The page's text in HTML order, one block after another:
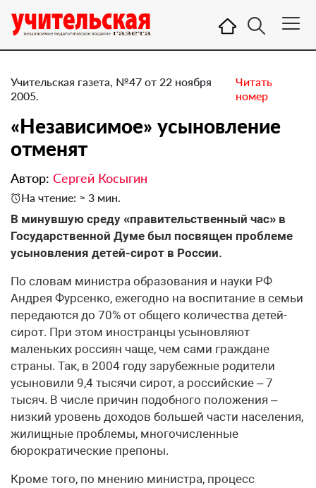
Учительская газета, №47 от 22 ноября
2005.
Читать
номер
«Независимое» усыновление
отменят
Автор: Сергей Косыгин
На чтение: ≈ 3 мин.
В минувшую среду «правительственный час» в
Государственной Думе был посвящен проблеме
усыновления детей-сирот в России.
По словам министра образования и науки РФ
Андрея Фурсенко, ежегодно на воспитание в семьи
передаются до 70% от общего количества детей-
сирот. При этом иностранцы усыновляют
маленьких россиян чаще, чем сами граждане
страны. Так, в 2004 году зарубежные родители
усыновили 9,4 тысячи сирот, а российские – 7
тысяч. В числе причин подобного положения –
низкий уровень доходов большей части населения,
жилищные проблемы, многочисленные
бюрократические препоны.
Кроме того, по мнению министра, процесс